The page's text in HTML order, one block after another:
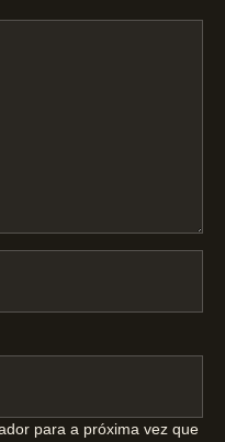
para a próxima vez que